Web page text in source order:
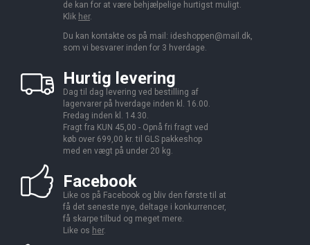
de kan for at være behjælpelige hurtigst muligt.
Klik her.
Du kan kontakte os på mail: ideshoppen@mail.dk,
som vi besvarer inden for 3 hverdage.
Hurtig levering
Dag til dag levering ved bestilling af
lagervarer på hverdage inden kl. 16.00.
Fredag inden kl. 14.30.
Fragt fra KUN 45,00 - Opnå fri fragt ved
køb over 699,00 kr. til GLS pakkeshop
med en vægt på under 20 kg.
Facebook
Like os på Facebook og bliv den første til at
få det seneste nye, deltage i konkurrencer,
få skarpe tilbud og meget mere.
Like os her.